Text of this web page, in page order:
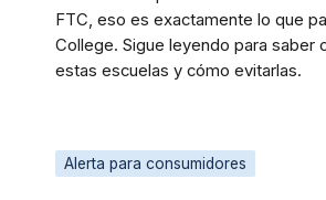
FTC, eso es exactamente lo que
College. Sigue leyendo para saber
estas escuelas y cómo evitarlas.
Alerta para consumidores